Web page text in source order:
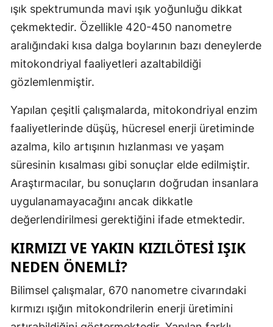
Bayburt
Karaman
Şırnak
Ardahan
Iğdır
Yalova
Karabük
Osmaniye
Düzce
ışık spektrumunda mavi ışık yoğunluğu dikkat
çekmektedir. Özellikle 420-450 nanometre
aralığındaki kısa dalga boylarının bazı deneylerde
mitokondriyal faaliyetleri azaltabildiği
gözlemlenmiştir.
Yapılan çeşitli çalışmalarda, mitokondriyal enzim
faaliyetlerinde düşüş, hücresel enerji üretiminde
azalma, kilo artışının hızlanması ve yaşam
süresinin kısalması gibi sonuçlar elde edilmiştir.
Araştırmacılar, bu sonuçların doğrudan insanlara
uygulanamayacağını ancak dikkatle
değerlendirilmesi gerektiğini ifade etmektedir.
KIRMIZI VE YAKIN KIZILÖTESI IŞIK
NEDEN ÖNEMLI?
Bilimsel çalışmalar, 670 nanometre civarındaki
kırmızı ışığın mitokondrilerin enerji üretimini